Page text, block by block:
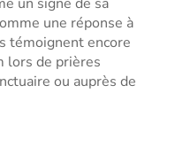
une réponse à
témoignent encore
lors de prières
ou auprès de